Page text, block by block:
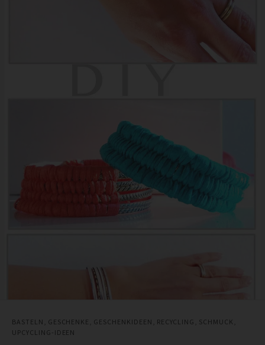
BASTELN GESCHENKE GESCHENKIDEEN RECYCLING SCHMUCK
UPCYCLING-IDEEN